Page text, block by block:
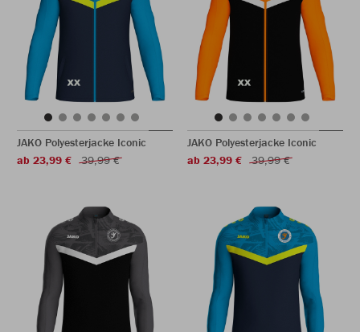
JAKO Polyesterjacke Iconic
ab 23,99 €
39,99 €
JAKO Polyesterjacke Iconic
ab 23,99 €
39,99 €